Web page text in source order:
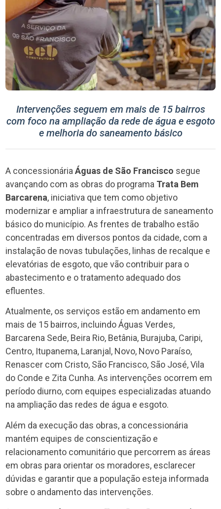
Intervenções seguem em mais de 15 bairros
com foco na ampliação da rede de água e esgoto
e melhoria do saneamento básico
A concessionária Águas de São Francisco segue
avançando com as obras do programa Trata Bem
Barcarena, iniciativa que tem como objetivo
modernizar e ampliar a infraestrutura de saneamento
básico do município. As frentes de trabalho estão
concentradas em diversos pontos da cidade, com a
instalação de novas tubulações, linhas de recalque e
elevatórias de esgoto, que vão contribuir para o
abastecimento e o tratamento adequado dos
efluentes.
Atualmente, os serviços estão em andamento em
mais de 15 bairros, incluindo Águas Verdes,
Barcarena Sede, Beira Rio, Betânia, Burajuba, Caripi,
Centro, Itupanema, Laranjal, Novo, Novo Paraíso,
Renascer com Cristo, São Francisco, São José, Vila
do Conde e Zita Cunha. As intervenções ocorrem em
período diurno, com equipes especializadas atuando
na ampliação das redes de água e esgoto.
Além da execução das obras, a concessionária
mantém equipes de conscientização e
relacionamento comunitário que percorrem as áreas
em obras para orientar os moradores, esclarecer
dúvidas e garantir que a população esteja informada
sobre o andamento das intervenções.